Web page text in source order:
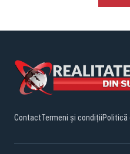
ContactTermeni și condițiiPolitică